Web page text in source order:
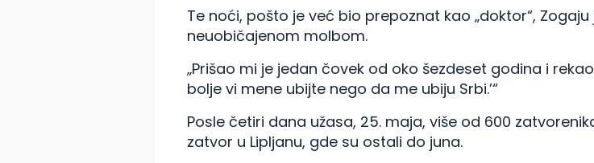
Te noći, pošto je već bio prepoznat kao „doktor“,
neuobičajenom molbom.
„Prišao mi je jedan čovek od oko šezdeset godina i
bolje vi mene ubijte nego da me ubiju Srbi.’“
Posle četiri dana užasa, 25. maja, više od 600
zatvor u Lipljanu, gde su ostali do juna.